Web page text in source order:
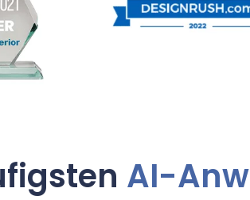
AI-